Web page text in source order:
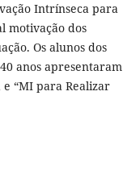
Intrínseca para
motivação dos
Os alunos dos
anos apresentaram
e “MI para Realizar